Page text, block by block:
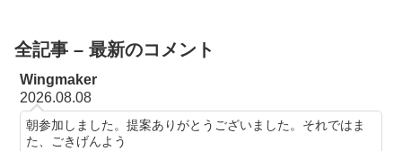
全記事 – 最新のコメント
Wingmaker
2026.08.08
朝参加しました。提案ありがとうございました。それではま
た、ごきげんよう